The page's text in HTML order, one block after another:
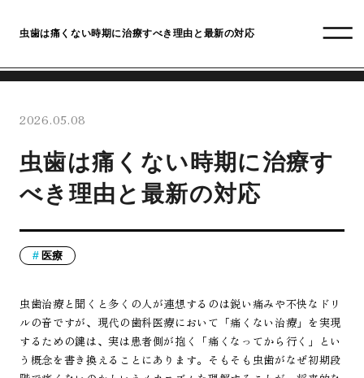
虫歯は痛くない時期に治療すべき理由と最新の対応
2026.05.08
虫歯は痛くない時期に治療す
べき理由と最新の対応
医療
虫歯治療と聞くと多くの人が連想するのは鋭い痛みや不快なドリ
ルの音ですが、現代の歯科医療において「痛くない治療」を実現
するための鍵は、実は患者側が抱く「痛くなってから行く」とい
う概念を書き換えることにあります。そもそも虫歯がなぜ初期段